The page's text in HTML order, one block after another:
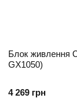
Блок живлення
GX1050)
4 269 грн